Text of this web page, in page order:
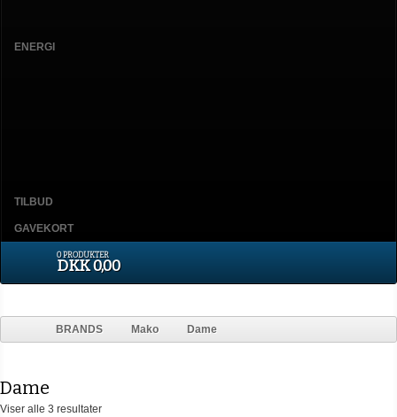
ENERGI
TILBUD
GAVEKORT
0 PRODUKTER
DKK 0,00
BRANDS Mako Dame
Dame
Viser alle 3 resultater